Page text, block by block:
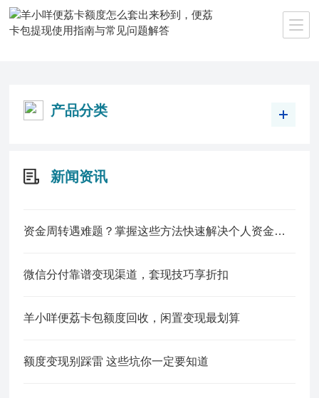
当前位置：
产品分类
新闻资讯
资金周转遇难题？掌握这些方法快速解决个人资金缺口
微信分付靠谱变现渠道，套现技巧享折扣
羊小咩便荔卡包额度回收，闲置变现最划算
额度变现别踩雷 这些坑你一定要知道